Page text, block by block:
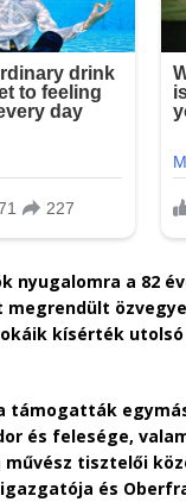
nyugalomra a 82
kísérték
támogatták
és felesége,
tisztelői
és